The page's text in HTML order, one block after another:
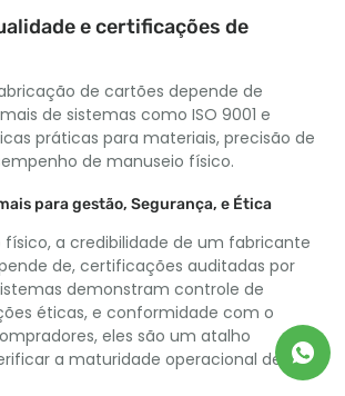
e certificações de
de cartões depende de
de sistemas como ISO 9001 e
práticas para materiais, precisão de
de manuseio físico.
para gestão, Segurança, e Ética
a credibilidade de um fabricante
de, certificações auditadas por
demonstram controle de
éticas, e conformidade com o
eles são um atalho
a maturidade operacional de um